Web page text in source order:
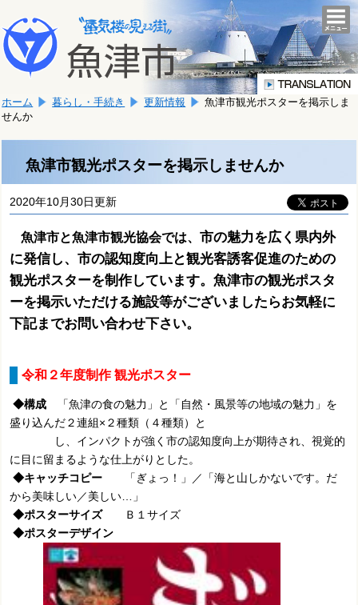
文
へ
移
ま
す。
こ
か
文
で
す。
ホーム 暮らし・手続き 更新情報
魚津市観光ポスターを掲示しま
せんか
魚津市観光ポスターを掲示しませんか
2020年10月30日更新
魚津市と魚津市観光協会では、市の魅力を広く県内外
に発信し、市の認知度向上と観光客誘客促進のための
観光ポスターを制作しています。魚津市の観光ポスタ
ーを掲示いただける施設等がございましたらお気軽に
下記までお問い合わせ下さい。
令和２年度制作 観光ポスター
◆構成 「魚津の食の魅力」と「自然・風景等の地域の魅力」を
盛り込んだ２連組×２種類（４種類）と
し、インパクトが強く市の認知度向上が期待され、視覚的
に目に留まるような仕上がりとした。
◆キャッチコピー 「ぎょっ！」／「海と山しかないです。だ
から美味しい／美しい…」
◆ポスターサイズ
Ｂ１サイズ
◆ポスターデザイン